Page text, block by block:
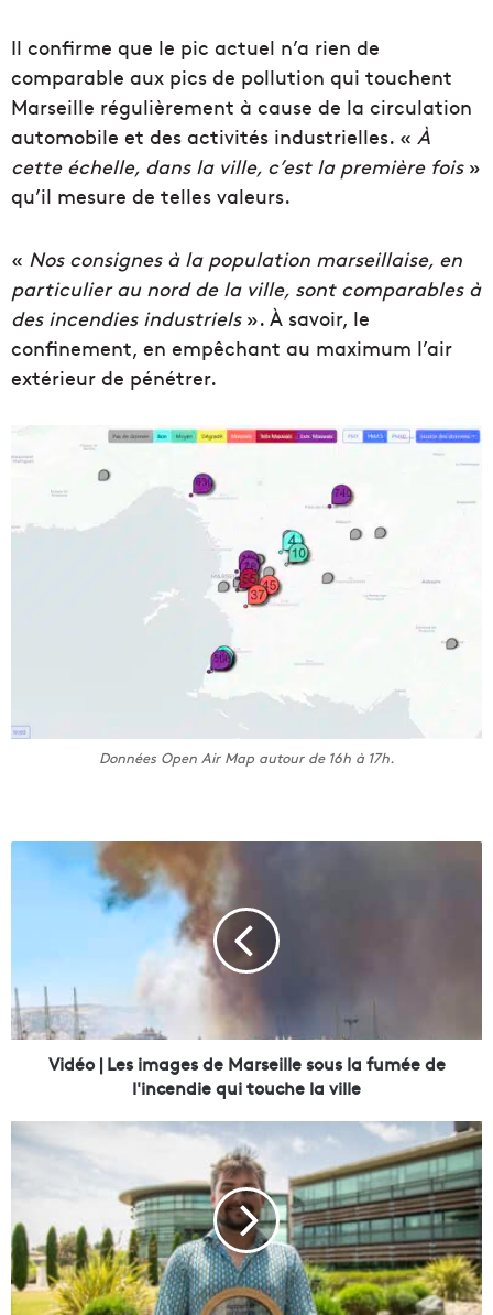
Il confirme que le pic actuel n’a rien de
comparable aux pics de pollution qui touchent
Marseille régulièrement à cause de la circulation
automobile et des activités industrielles. « À
cette échelle, dans la ville, c’est la première fois»
qu’il mesure de telles valeurs.
« Nos consignes à la population marseillaise, en
particulier au nord de la ville, sont comparables à
des incendies industriels». À savoir, le
confinement, en empêchant au maximum l’air
extérieur de pénétrer.
Données Open Air Map autour de 16h à 17h.
V
L
e
s
g
e
M
a
r
Vidéo | Les images de Marseille sous la fumée de
l'incendie qui touche la ville
V
o
|
L
a